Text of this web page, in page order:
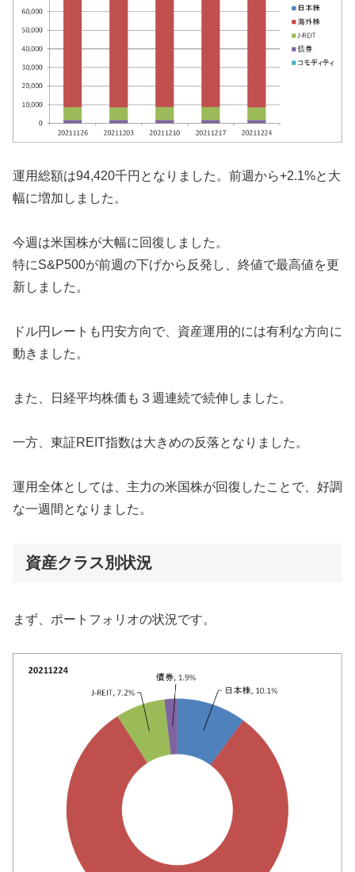
運用総額は94,420千円となりました。前週から+2.1%と大
幅に増加しました。
今週は米国株が大幅に回復しました。
特にS&P500が前週の下げから反発し、終値で最高値を更
新しました。
ドル円レートも円安方向で、資産運用的には有利な方向に
動きました。
また、日経平均株価も３週連続で続伸しました。
一方、東証REIT指数は大きめの反落となりました。
運用全体としては、主力の米国株が回復したことで、好調
な一週間となりました。
資産クラス別状況
まず、ポートフォリオの状況です。